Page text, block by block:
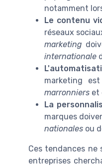
notamment
Le contenu
réseaux
marketing
internationale
marketing
marronniers et
La
marques
nationales ou
Ces tendances ne
entreprises